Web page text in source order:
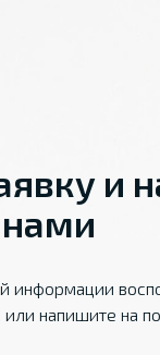
и
нами
информации
или напишите на